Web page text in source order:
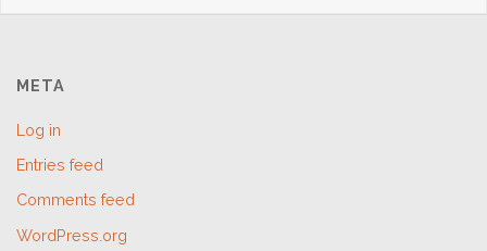
META
Log in
Entries feed
Comments feed
WordPress.org